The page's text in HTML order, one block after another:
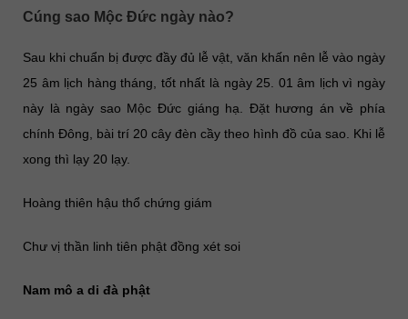
Cúng sao Mộc Đức ngày nào?
Sau khi chuẩn bị được đầy đủ lễ vật, văn khấn nên lễ vào ngày
25 âm lịch hàng tháng, tốt nhất là ngày 25. 01 âm lịch vì ngày
này là ngày sao Mộc Đức giáng hạ. Đặt hương án về phía
chính Đông, bài trí 20 cây đèn cầy theo hình đồ của sao. Khi lễ
xong thì lạy 20 lạy.
Hoàng thiên hậu thổ chứng giám
Chư vị thần linh tiên phật đồng xét soi
Nam mô a di đà phật